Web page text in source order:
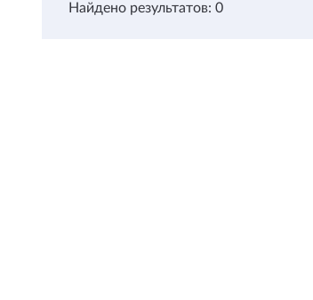
Найдено результатов: 0